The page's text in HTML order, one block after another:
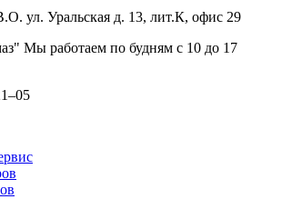
ул. Уральская д. 13, лит.К, офис 29
Мы работаем по будням с 10 до 17